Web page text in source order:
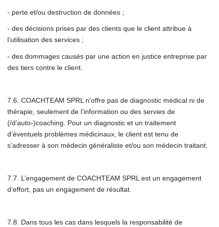
- perte et/ou destruction de données ;
- des décisions prises par des clients que le client attribue à
l’utilisation des services ;
- des dommages causés par une action en justice entreprise par
des tiers contre le client.
7.6. COACHTEAM SPRL n’offre pas de diagnostic médical ni de
thérapie, seulement de l’information ou des servies de
(/d’auto-)coaching. Pour un diagnostic et un traitement
d’éventuels problèmes médicinaux, le client est tenu de
s’adresser à son médecin généraliste et/ou son médecin traitant.
7.7. L’engagement de COACHTEAM SPRL est un engagement
d’effort, pas un engagement de résultat.
7.8. Dans tous les cas dans lesquels la responsabilité de